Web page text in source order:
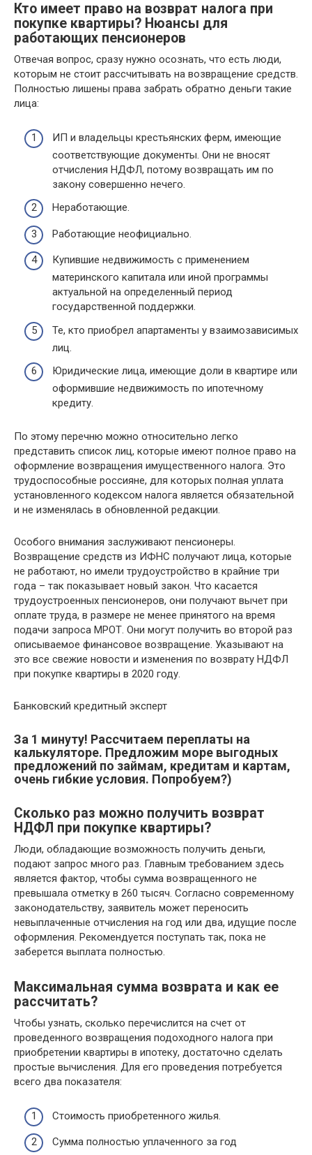
Кто имеет право на возврат налога при
покупке квартиры? Нюансы для
работающих пенсионеров
Отвечая вопрос, сразу нужно осознать, что есть люди,
которым не стоит рассчитывать на возвращение средств.
Полностью лишены права забрать обратно деньги такие
лица:
ИП и владельцы крестьянских ферм, имеющие
соответствующие документы. Они не вносят
отчисления НДФЛ, потому возвращать им по
закону совершенно нечего.
Неработающие.
Работающие неофициально.
Купившие недвижимость с применением
материнского капитала или иной программы
актуальной на определенный период
государственной поддержки.
Те, кто приобрел апартаменты у взаимозависимых
лиц.
Юридические лица, имеющие доли в квартире или
оформившие недвижимость по ипотечному
кредиту.
По этому перечню можно относительно легко
представить список лиц, которые имеют полное право на
оформление возвращения имущественного налога. Это
трудоспособные россияне, для которых полная уплата
установленного кодексом налога является обязательной
и не изменялась в обновленной редакции.
Особого внимания заслуживают пенсионеры.
Возвращение средств из ИФНС получают лица, которые
не работают, но имели трудоустройство в крайние три
года – так показывает новый закон. Что касается
трудоустроенных пенсионеров, они получают вычет при
оплате труда, в размере не менее принятого на время
подачи запроса МРОТ. Они могут получить во второй раз
описываемое финансовое возвращение. Указывают на
это все свежие новости и изменения по возврату НДФЛ
при покупке квартиры в 2020 году.
Банковский кредитный эксперт
За 1 минуту! Рассчитаем переплаты на
калькуляторе. Предложим море выгодных
предложений по займам, кредитам и картам,
очень гибкие условия. Попробуем?)
Сколько раз можно получить возврат
НДФЛ при покупке квартиры?
Люди, обладающие возможность получить деньги,
подают запрос много раз. Главным требованием здесь
является фактор, чтобы сумма возвращенного не
превышала отметку в 260 тысяч. Согласно современному
законодательству, заявитель может переносить
невыплаченные отчисления на год или два, идущие после
оформления. Рекомендуется поступать так, пока не
заберется выплата полностью.
Максимальная сумма возврата и как ее
рассчитать?
Чтобы узнать, сколько перечислится на счет от
проведенного возвращения подоходного налога при
приобретении квартиры в ипотеку, достаточно сделать
простые вычисления. Для его проведения потребуется
всего два показателя:
Стоимость приобретенного жилья.
Сумма полностью уплаченного за год